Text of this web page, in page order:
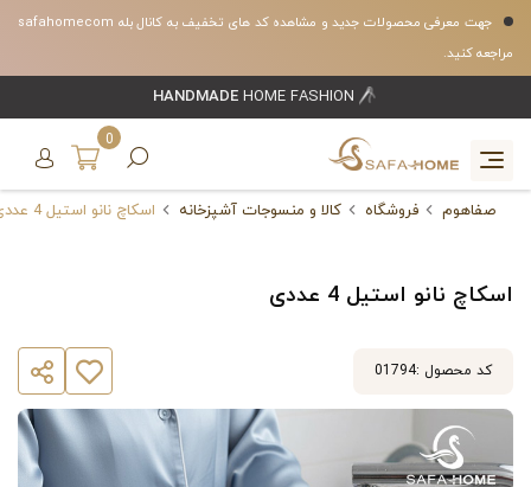
جهت معرفی محصولات جدید و مشاهده کد های تخفیف به کانال بله safahomecom
مراجعه کنید.
HANDMADE HOME FASHION
0
صفاهوم فروشگاه کالا و منسوجات آشپزخانه اسکاچ نانو استیل 4 عددی
اسکاچ نانو استیل 4 عددی
کد محصول :01794